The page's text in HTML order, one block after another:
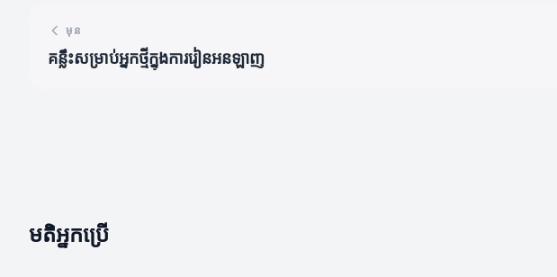
មុន
គន្លឹះសម្រាប់អ្នកថ្មីក្នុងការរៀនអនឡាញ
មតិអ្នកប្រើ